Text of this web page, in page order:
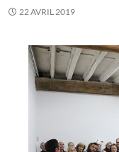
22 AVRIL 2019